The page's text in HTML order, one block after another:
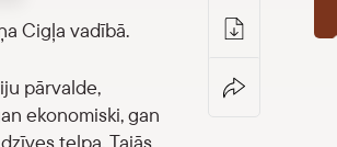
Cigļa vadībā.
pārvalde,
ekonomiski, gan
telpa. Tajās